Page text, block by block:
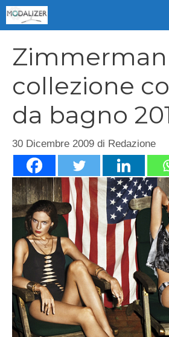
Vai
al
Zimmerman
collezione
da bagno
30 Dicembre 2009 di Redazione